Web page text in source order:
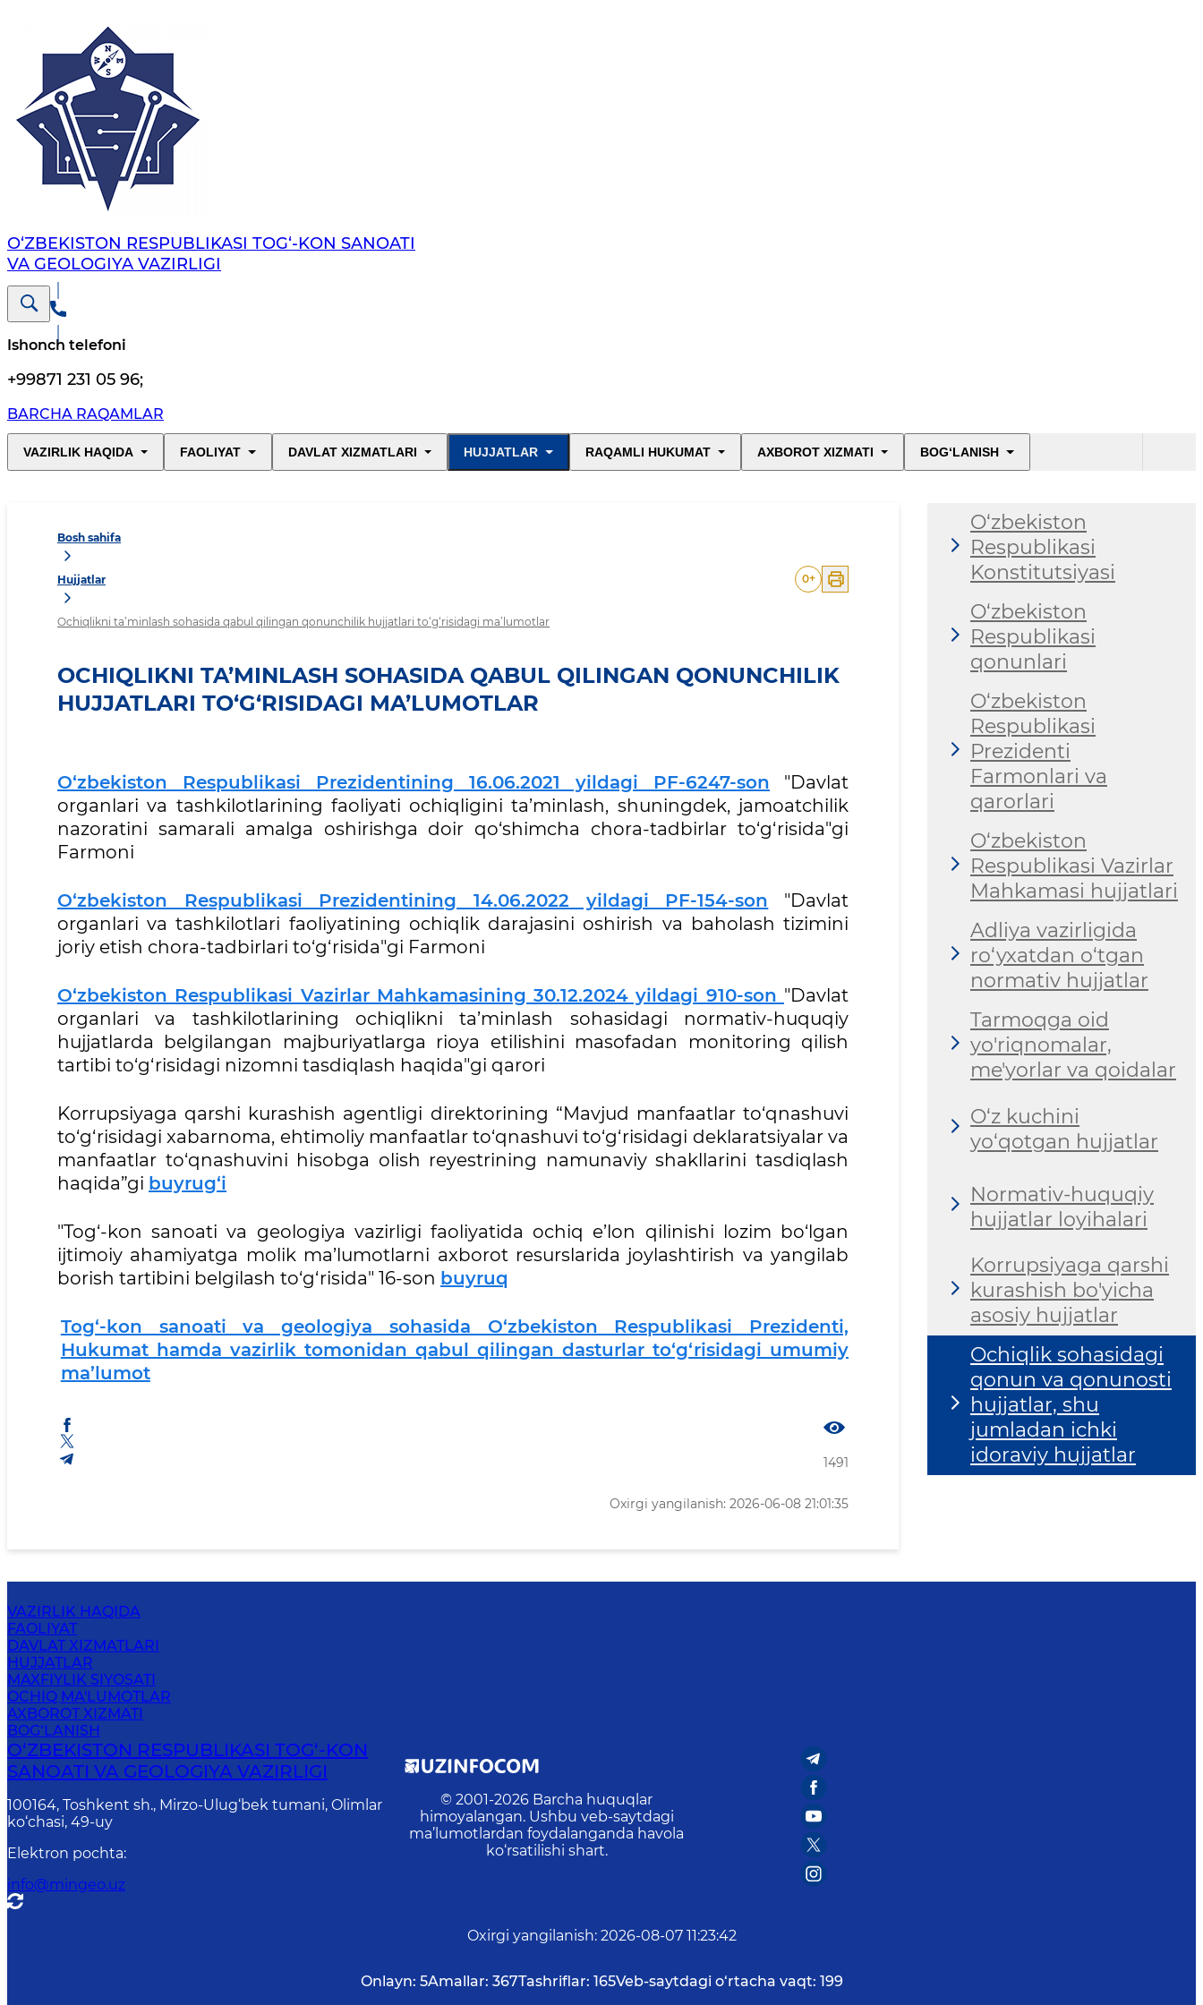
O‘ZBEKISTON RESPUBLIKASI TOG‘-KON SANOATI
VA GEOLOGIYA VAZIRLIGI
Ishonch telefoni
+99871 231 05 96;
BARCHA RAQAMLAR
VAZIRLIK HAQIDA FAOLIYAT DAVLAT XIZMATLARI HUJJATLAR RAQAMLI HUKUMAT AXBOROT XIZMATI BOG‘LANISH
Bosh sahifa
Hujjatlar
Ochiqlikni ta’minlash sohasida qabul qilingan qonunchilik hujjatlari to‘g‘risidagi ma’lumotlar
0+
OCHIQLIKNI TA’MINLASH SOHASIDA QABUL QILINGAN QONUNCHILIK
HUJJATLARI TO‘G‘RISIDAGI MA’LUMOTLAR
O‘zbekiston Respublikasi Prezidentining 16.06.2021 yildagi PF-6247-son "Davlat
organlari va tashkilotlarining faoliyati ochiqligini ta’minlash, shuningdek, jamoatchilik
nazoratini samarali amalga oshirishga doir qo‘shimcha chora-tadbirlar to‘g‘risida"gi
Farmoni
O‘zbekiston Respublikasi Prezidentining 14.06.2022 yildagi PF-154-son "Davlat
organlari va tashkilotlari faoliyatining ochiqlik darajasini oshirish va baholash tizimini
joriy etish chora-tadbirlari to‘g‘risida"gi Farmoni
O‘zbekiston Respublikasi Vazirlar Mahkamasining 30.12.2024 yildagi 910-son "Davlat
organlari va tashkilotlarining ochiqlikni ta’minlash sohasidagi normativ-huquqiy
hujjatlarda belgilangan majburiyatlarga rioya etilishini masofadan monitoring qilish
tartibi to‘g‘risidagi nizomni tasdiqlash haqida"gi qarori
Korrupsiyaga qarshi kurashish agentligi direktorining “Mavjud manfaatlar to‘qnashuvi
to‘g‘risidagi xabarnoma, ehtimoliy manfaatlar to‘qnashuvi to‘g‘risidagi deklaratsiyalar va
manfaatlar to‘qnashuvini hisobga olish reyestrining namunaviy shakllarini tasdiqlash
haqida”gi buyrug‘i
"Tog‘-kon sanoati va geologiya vazirligi faoliyatida ochiq e’lon qilinishi lozim bo‘lgan
ijtimoiy ahamiyatga molik ma’lumotlarni axborot resurslarida joylashtirish va yangilab
borish tartibini belgilash to‘g‘risida" 16-son buyruq
Tog‘-kon sanoati va geologiya sohasida O‘zbekiston Respublikasi Prezidenti,
Hukumat hamda vazirlik tomonidan qabul qilingan dasturlar to‘g‘risidagi umumiy
ma’lumot
1491
Oxirgi yangilanish: 2026-06-08 21:01:35
O‘zbekiston
Respublikasi
Konstitutsiyasi
O‘zbekiston
Respublikasi
qonunlari
O‘zbekiston
Respublikasi
Prezidenti
Farmonlari va
qarorlari
O‘zbekiston
Respublikasi Vazirlar
Mahkamasi hujjatlari
Adliya vazirligida
ro‘yxatdan o‘tgan
normativ hujjatlar
Tarmoqga oid
yo'riqnomalar,
me'yorlar va qoidalar
O‘z kuchini
yo‘qotgan hujjatlar
Normativ-huquqiy
hujjatlar loyihalari
Korrupsiyaga qarshi
kurashish bo'yicha
asosiy hujjatlar
Ochiqlik sohasidagi
qonun va qonunosti
hujjatlar, shu
jumladan ichki
idoraviy hujjatlar
VAZIRLIK HAQIDA
FAOLIYAT
DAVLAT XIZMATLARI
HUJJATLAR
MAXFIYLIK SIYOSATI
OCHIQ MA'LUMOTLAR
AXBOROT XIZMATI
BOG‘LANISH
O‘ZBEKISTON RESPUBLIKASI TOG‘-KON
SANOATI VA GEOLOGIYA VAZIRLIGI
100164, Toshkent sh., Mirzo-Ulug‘bek tumani, Olimlar
ko‘chasi, 49-uy
Elektron pochta:
info@mingeo.uz
© 2001-2026 Barcha huquqlar
himoyalangan. Ushbu veb-saytdagi
ma’lumotlardan foydalanganda havola
ko‘rsatilishi shart.
Oxirgi yangilanish: 2026-08-07 11:23:42
Onlayn: 5Amallar: 367Tashriflar: 165Veb-saytdagi o‘rtacha vaqt: 199